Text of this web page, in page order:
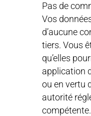
Pas de
Vos
d’aucune
tiers. Vous
qu’elles
application
ou en vertu
autorité
compétente.